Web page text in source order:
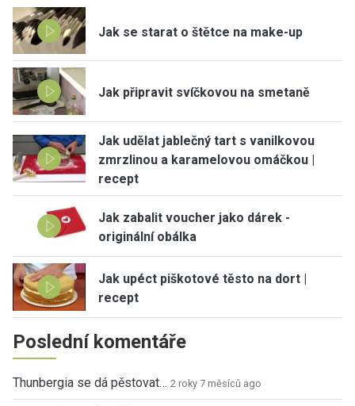
Jak se starat o štětce na make-up
Jak připravit svíčkovou na smetaně
Jak udělat jablečný tart s vanilkovou
zmrzlinou a karamelovou omáčkou |
recept
Jak zabalit voucher jako dárek -
originální obálka
Jak upéct piškotové těsto na dort |
recept
Poslední komentáře
Thunbergia se dá pěstovat… 2 roky 7 měsíců ago